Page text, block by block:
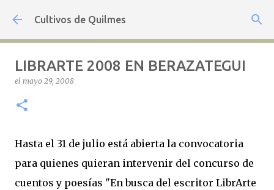
Ir al contenido principal
Cultivos de Quilmes
LIBRARTE 2008 EN BERAZATEGUI
el mayo 29, 2008
Hasta el 31 de julio está abierta la convocatoria
para quienes quieran intervenir del concurso de
cuentos y poesías "En busca del escritor LibrArte